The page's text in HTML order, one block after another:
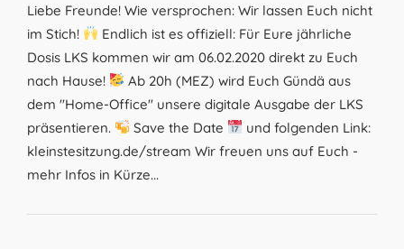
Liebe Freunde! Wie versprochen: Wir lassen Euch nicht
im Stich!
Endlich ist es offiziell: Für Eure jährliche
Dosis LKS kommen wir am 06.02.2020 direkt zu Euch
nach Hause!
Ab 20h (MEZ) wird Euch Gündä aus
dem "Home-Office" unsere digitale Ausgabe der LKS
präsentieren.
Save the Date
und folgenden Link:
kleinstesitzung.de/stream Wir freuen uns auf Euch -
mehr Infos in Kürze...